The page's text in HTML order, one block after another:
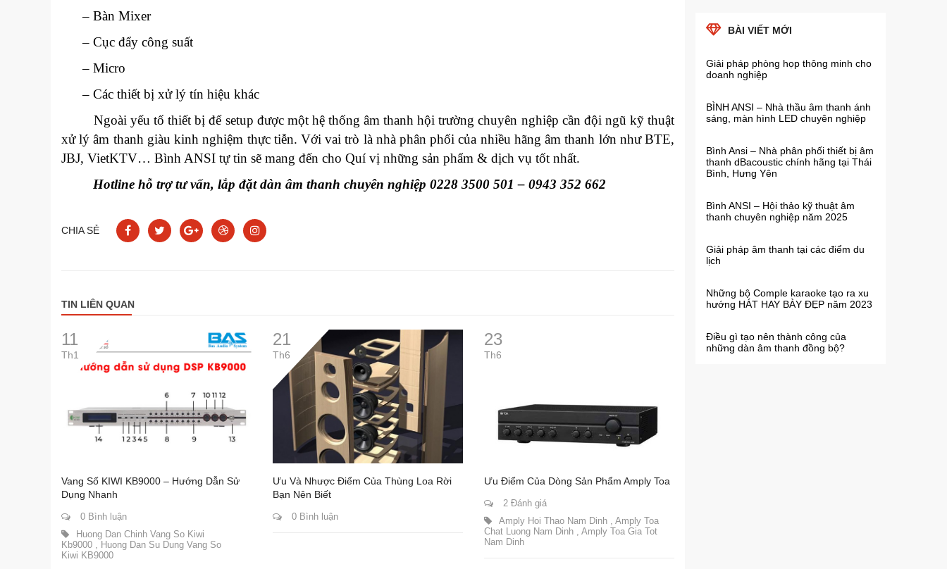
– Bàn Mixer
– Cục đẩy công suất
– Micro
– Các thiết bị xử lý tín hiệu khác
Ngoài yếu tố thiết bị để setup được một hệ thống âm thanh hội trường chuyên nghiệp cần đội ngũ kỹ thuật
xử lý âm thanh giàu kinh nghiệm thực tiễn. Với vai trò là nhà phân phối của nhiều hãng âm thanh lớn như BTE,
JBJ, VietKTV… Bình ANSI tự tin sẽ mang đến cho Quí vị những sản phẩm & dịch vụ tốt nhất.
Hotline hỗ trợ tư vấn, lắp đặt dàn âm thanh chuyên nghiệp 0228 3500 501 – 0943 352 662
CHIA SẺ
TIN LIÊN QUAN
11
Th1
Vang Số KIWI KB9000 – Hướng Dẫn Sử
Dụng Nhanh
0 Bình luận
Huong Dan Chinh Vang So Kiwi
Kb9000
Huong Dan Su Dung Vang So
Kiwi KB9000
21
Th6
Ưu Và Nhược Điểm Của Thùng Loa Rời
Bạn Nên Biết
0 Bình luận
23
Th6
Ưu Điểm Của Dòng Sản Phẩm Amply Toa
2 Đánh giá
Amply Hoi Thao Nam Dinh, Amply Toa
Chat Luong Nam Dinh, Amply Toa Gia Tot
Nam Dinh
BÀI VIẾT MỚI
Giải pháp phòng họp thông minh cho
doanh nghiệp
BÌNH ANSI – Nhà thầu âm thanh ánh
sáng, màn hình LED chuyên nghiệp
Bình Ansi – Nhà phân phối thiết bị âm
thanh dBacoustic chính hãng tại Thái
Bình, Hưng Yên
Bình ANSI – Hội thảo kỹ thuật âm
thanh chuyên nghiệp năm 2025
Giải pháp âm thanh tại các điểm du
lịch
Những bộ Comple karaoke tạo ra xu
hướng HÁT HAY BÀY ĐẸP năm 2023
Điều gì tạo nên thành công của
những dàn âm thanh đồng bộ?